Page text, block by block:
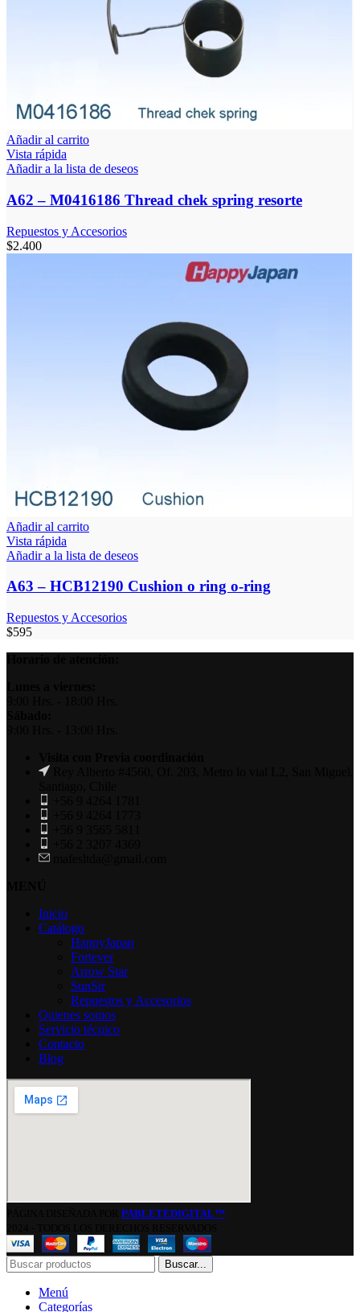
Añadir al carrito
Vista rápida
Añadir a la lista de deseos
A62 – M0416186 Thread chek spring resorte
Repuestos y Accesorios
$2.400
Añadir al carrito
Vista rápida
Añadir a la lista de deseos
A63 – HCB12190 Cushion o ring o-ring
Repuestos y Accesorios
$595
Inicio
Catálogo
HappyJapan
Fortever
Arrow Star
SunSir
Repuestos y Accesorios
Quienes somos
Servicio técnico
Contacto
Blog
PABLETEDIGITAL™
Buscar...
Menú
Categorías